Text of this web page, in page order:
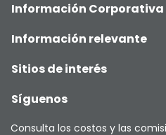
Información Corporativa
Información relevante
Sitios de interés
Síguenos
Consulta los costos y las